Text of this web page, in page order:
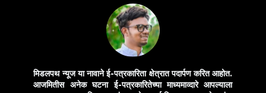
मिडलपथ न्यूज या नावाने ई-पत्रकारिता क्षेत्रात पदार्पण करित आहोत.
आजमितीस अनेक घटना ई-पत्रकारितेच्या माध्यमाव्दारे आपल्याला